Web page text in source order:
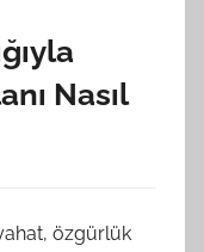
Nasıl
özgürlük